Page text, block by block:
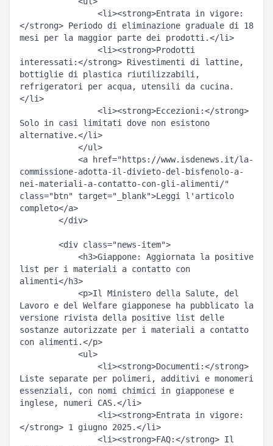
</strong> Periodo di eliminazione graduale di 18
mesi per la maggior parte dei prodotti.</li>
interessati:</strong> Rivestimenti di lattine,
bottiglie di plastica riutilizzabili,
refrigeratori per acqua, utensili da cucina.
</li>
Solo in casi limitati dove non esistono
alternative.</li>
commissione-adotta-il-divieto-del-bisfenolo-a-
nei-materiali-a-contatto-con-gli-alimenti/"
class="btn" target="_blank">Leggi l'articolo
completo</a>
list per i materiali a contatto con
alimenti</h3>
Lavoro e del Welfare giapponese ha pubblicato la
versione rivista della positive list delle
sostanze autorizzate per i materiali a contatto
con alimenti.</p>
Liste separate per polimeri, additivi e monomeri
essenziali, con nomi chimici in giapponese e
inglese, numeri CAS.</li>
</strong> 1 giugno 2025.</li>